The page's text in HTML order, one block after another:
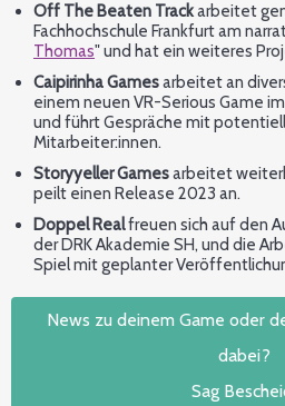
Off The Beaten Trackarbeitet
Fachhochschule Frankfurt am
Thomas" und hat ein weiteres
Caipirinha Gamesarbeitet an
einem neuen VR-Serious Game
und führt Gespräche mit
Mitarbeiter:innen.
Storyyeller Gamesarbeitet
peilt einen Release 2023 an.
Doppel Realfreuen sich auf den
der DRK Akademie SH, und die
Spiel mit geplanter
News zu deinem Game oder
dabei?
Sag